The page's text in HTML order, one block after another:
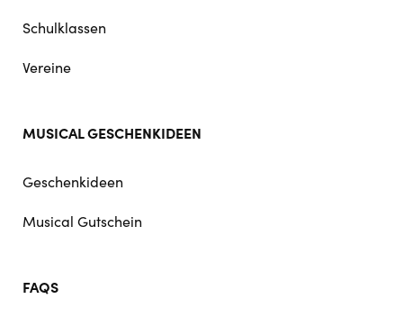
Schulklassen
Vereine
MUSICAL GESCHENKIDEEN
Geschenkideen
Musical Gutschein
FAQS